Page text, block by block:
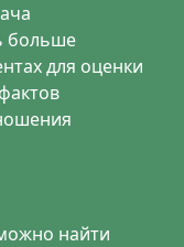
больше
для оценки
найти